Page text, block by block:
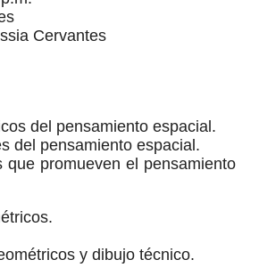
Cervantes
del pensamiento espacial.
del pensamiento espacial.
promueven el pensamiento
y dibujo técnico.